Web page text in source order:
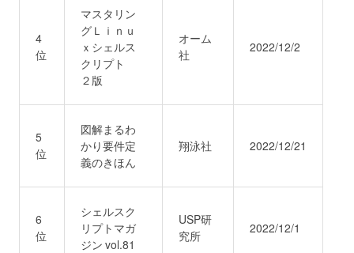
4
位
マスタリン
グＬｉｎｕ
ｘシェルス
クリプト
２版
オーム
社
2022/12/2
5
位
図解まるわ
かり要件定
義のきほん
翔泳社 2022/12/21
6
位
シェルスク
リプトマガ
ジン vol.81
USP研
究所
2022/12/1